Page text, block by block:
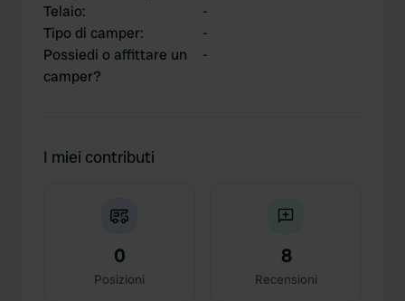
Telaio:
-
Tipo di camper:
-
Possiedi o affittare un
camper?
-
I miei contributi
0
Posizioni
8
Recensioni